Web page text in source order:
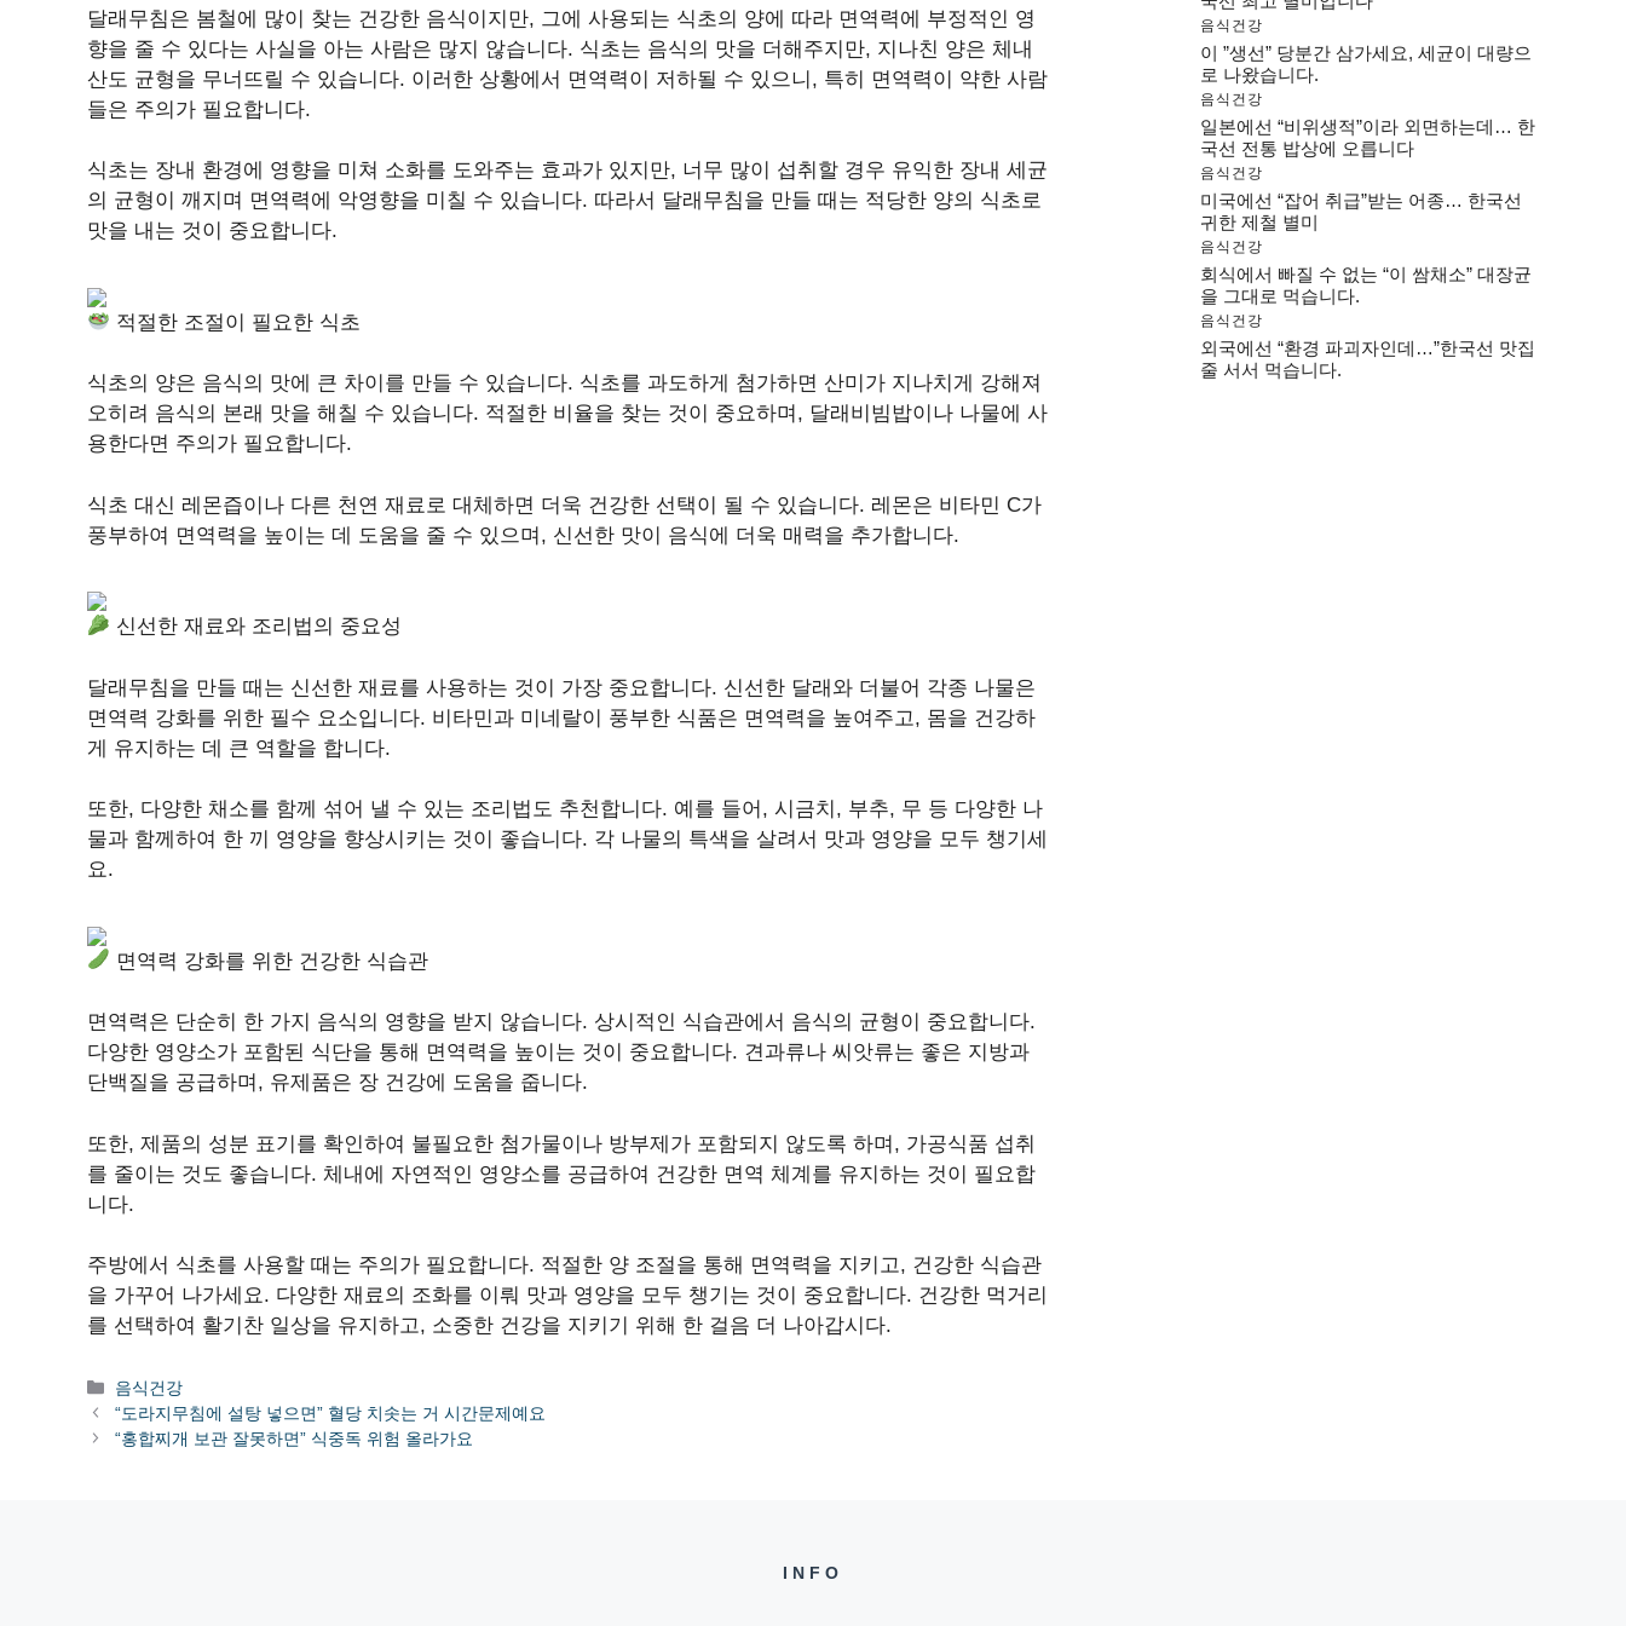
달래무침은 봄철에 많이 찾는 건강한 음식이지만, 그에 사용되는 식초의 양에 따라 면역력에 부정적인 영
향을 줄 수 있다는 사실을 아는 사람은 많지 않습니다. 식초는 음식의 맛을 더해주지만, 지나친 양은 체내
산도 균형을 무너뜨릴 수 있습니다. 이러한 상황에서 면역력이 저하될 수 있으니, 특히 면역력이 약한 사람
들은 주의가 필요합니다.
식초는 장내 환경에 영향을 미쳐 소화를 도와주는 효과가 있지만, 너무 많이 섭취할 경우 유익한 장내 세균
의 균형이 깨지며 면역력에 악영향을 미칠 수 있습니다. 따라서 달래무침을 만들 때는 적당한 양의 식초로
맛을 내는 것이 중요합니다.
적절한 조절이 필요한 식초
식초의 양은 음식의 맛에 큰 차이를 만들 수 있습니다. 식초를 과도하게 첨가하면 산미가 지나치게 강해져
오히려 음식의 본래 맛을 해칠 수 있습니다. 적절한 비율을 찾는 것이 중요하며, 달래비빔밥이나 나물에 사
용한다면 주의가 필요합니다.
식초 대신 레몬즙이나 다른 천연 재료로 대체하면 더욱 건강한 선택이 될 수 있습니다. 레몬은 비타민 C가
풍부하여 면역력을 높이는 데 도움을 줄 수 있으며, 신선한 맛이 음식에 더욱 매력을 추가합니다.
신선한 재료와 조리법의 중요성
달래무침을 만들 때는 신선한 재료를 사용하는 것이 가장 중요합니다. 신선한 달래와 더불어 각종 나물은
면역력 강화를 위한 필수 요소입니다. 비타민과 미네랄이 풍부한 식품은 면역력을 높여주고, 몸을 건강하
게 유지하는 데 큰 역할을 합니다.
또한, 다양한 채소를 함께 섞어 낼 수 있는 조리법도 추천합니다. 예를 들어, 시금치, 부추, 무 등 다양한 나
물과 함께하여 한 끼 영양을 향상시키는 것이 좋습니다. 각 나물의 특색을 살려서 맛과 영양을 모두 챙기세
요.
면역력 강화를 위한 건강한 식습관
면역력은 단순히 한 가지 음식의 영향을 받지 않습니다. 상시적인 식습관에서 음식의 균형이 중요합니다.
다양한 영양소가 포함된 식단을 통해 면역력을 높이는 것이 중요합니다. 견과류나 씨앗류는 좋은 지방과
단백질을 공급하며, 유제품은 장 건강에 도움을 줍니다.
또한, 제품의 성분 표기를 확인하여 불필요한 첨가물이나 방부제가 포함되지 않도록 하며, 가공식품 섭취
를 줄이는 것도 좋습니다. 체내에 자연적인 영양소를 공급하여 건강한 면역 체계를 유지하는 것이 필요합
니다.
주방에서 식초를 사용할 때는 주의가 필요합니다. 적절한 양 조절을 통해 면역력을 지키고, 건강한 식습관
을 가꾸어 나가세요. 다양한 재료의 조화를 이뤄 맛과 영양을 모두 챙기는 것이 중요합니다. 건강한 먹거리
를 선택하여 활기찬 일상을 유지하고, 소중한 건강을 지키기 위해 한 걸음 더 나아갑시다.
카
테
고
음식건강
“도라지무침에 설탕 넣으면” 혈당 치솟는 거 시간문제예요
“홍합찌개 보관 잘못하면” 식중독 위험 올라가요
음식건강
이 ”생선” 당분간 삼가세요, 세균이 대량으
로 나왔습니다.
음식건강
일본에선 “비위생적”이라 외면하는데… 한
국선 전통 밥상에 오릅니다
음식건강
미국에선 “잡어 취급”받는 어종… 한국선
귀한 제철 별미
음식건강
회식에서 빠질 수 없는 “이 쌈채소” 대장균
을 그대로 먹습니다.
음식건강
외국에선 “환경 파괴자인데…”한국선 맛집
줄 서서 먹습니다.
INFO